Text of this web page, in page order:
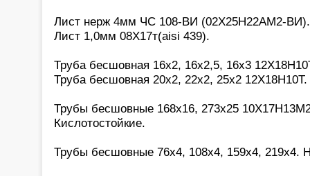
Лист нерж 4мм ЧС 108-ВИ (02Х25Н22АМ2-ВИ).
Лист 1,0мм 08Х17т(aisi 439).
Труба бесшовная 16х2, 16х2,5, 16х3
Труба бесшовная 20х2, 22х2, 25х2 12Х18Н10Т.
Трубы бесшовные 168х16, 273х25
Кислотостойкие.
Трубы бесшовные 76х4, 108х4, 159х4, 219х4.